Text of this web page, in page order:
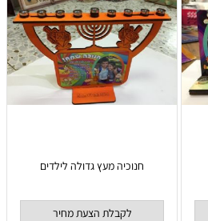
חנוכיה מעץ גדולה לילדים
לקבלת הצעת מחיר